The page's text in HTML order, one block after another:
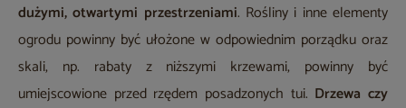
dużymi, otwartymi przestrzeniami. Rośliny i inne elementy
ogrodu powinny być ułożone w odpowiednim porządku oraz
skali, np. rabaty z niższymi krzewami, powinny być
umiejscowione przed rzędem posadzonych tui. Drzewa czy